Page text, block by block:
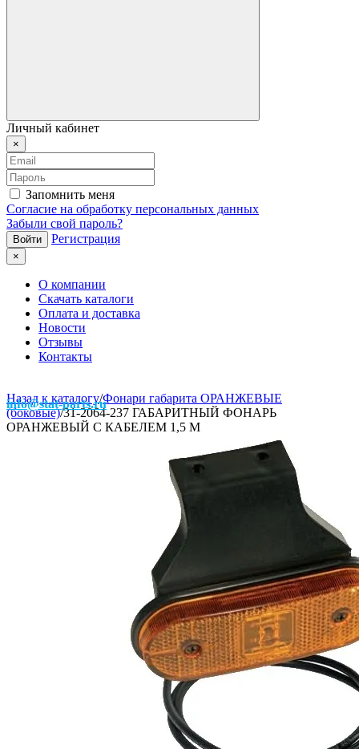
Личный кабинет
×
Запомнить меня
Согласие на обработку персональных данных
Забыли свой пароль?
Регистрация
×
О компании
Скачать каталоги
Оплата и доставка
Новости
Отзывы
Контакты
info@stat-parts.ru
Назад к каталогу/Фонари габарита ОРАНЖЕВЫЕ
(боковые)/31-2064-237 ГАБАРИТНЫЙ ФОНАРЬ
ОРАНЖЕВЫЙ С КАБЕЛЕМ 1,5 М